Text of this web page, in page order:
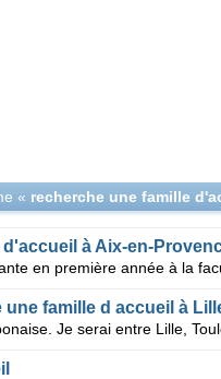
«
à Aix-en-
une famille d accueil à